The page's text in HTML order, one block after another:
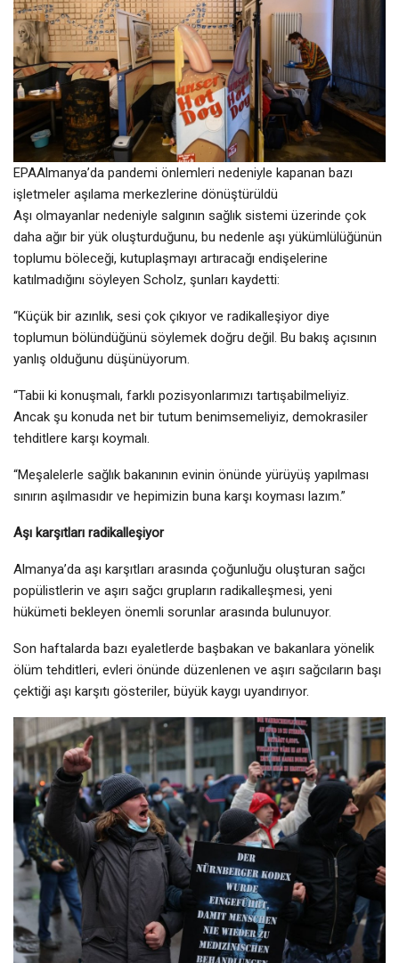
EPAAlmanya’da pandemi önlemleri nedeniyle kapanan bazı
işletmeler aşılama merkezlerine dönüştürüldü
Aşı olmayanlar nedeniyle salgının sağlık sistemi üzerinde çok
daha ağır bir yük oluşturduğunu, bu nedenle aşı yükümlülüğünün
toplumu böleceği, kutuplaşmayı artıracağı endişelerine
katılmadığını söyleyen Scholz, şunları kaydetti:
“Küçük bir azınlık, sesi çok çıkıyor ve radikalleşiyor diye
toplumun bölündüğünü söylemek doğru değil. Bu bakış açısının
yanlış olduğunu düşünüyorum.
“Tabii ki konuşmalı, farklı pozisyonlarımızı tartışabilmeliyiz.
Ancak şu konuda net bir tutum benimsemeliyiz, demokrasiler
tehditlere karşı koymalı.
“Meşalelerle sağlık bakanının evinin önünde yürüyüş yapılması
sınırın aşılmasıdır ve hepimizin buna karşı koyması lazım.”
Aşı karşıtları radikalleşiyor
Almanya’da aşı karşıtları arasında çoğunluğu oluşturan sağcı
popülistlerin ve aşırı sağcı grupların radikalleşmesi, yeni
hükümeti bekleyen önemli sorunlar arasında bulunuyor.
Son haftalarda bazı eyaletlerde başbakan ve bakanlara yönelik
ölüm tehditleri, evleri önünde düzenlenen ve aşırı sağcıların başı
çektiği aşı karşıtı gösteriler, büyük kaygı uyandırıyor.